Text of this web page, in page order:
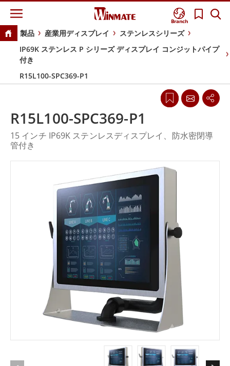
Branch
製品 産業用ディスプレイ
ステンレスシリーズ
IP69K ステンレス P シリーズ ディスプレイ コンジットパイプ
付き
R15L100-SPC369-P1
R15L100-SPC369-P1
15 インチ IP69K ステンレスディスプレイ、防水密閉導
管付き